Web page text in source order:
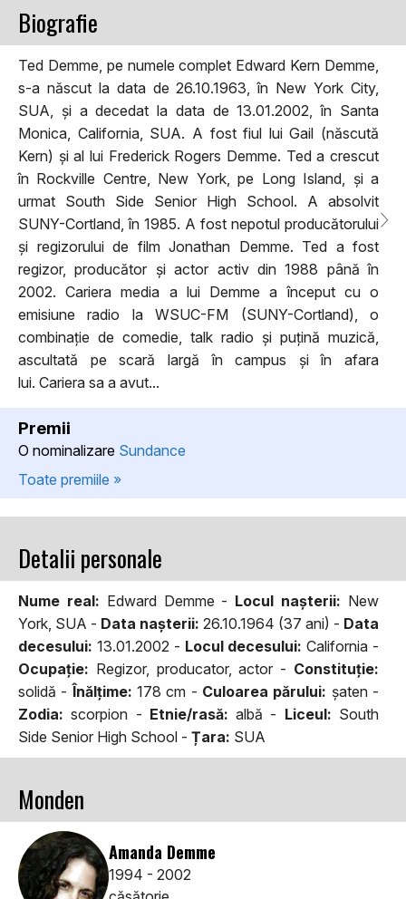
Biografie
Ted Demme, pe numele complet Edward Kern Demme,
s-a născut la data de 26.10.1963, în New York City,
SUA, și a decedat la data de 13.01.2002, în Santa
Monica, California, SUA. A fost fiul lui Gail (născută
Kern) și al lui Frederick Rogers Demme. Ted a crescut
în Rockville Centre, New York, pe Long Island, și a
urmat South Side Senior High School. A absolvit
SUNY-Cortland, în 1985. A fost nepotul producătorului
și regizorului de film Jonathan Demme. Ted a fost
regizor, producător și actor activ din 1988 până în
2002. Cariera media a lui Demme a început cu o
emisiune radio la WSUC-FM (SUNY-Cortland), o
combinație de comedie, talk radio și puțină muzică,
ascultată pe scară largă în campus și în afara
lui. Cariera sa a avut...
Premii
O nominalizare Sundance
Toate premiile »
Detalii personale
Nume real: Edward Demme - Locul naşterii: New
York, SUA - Data naşterii: 26.10.1964 (37 ani) - Data
decesului: 13.01.2002 - Locul decesului: California -
Ocupaţie: Regizor, producator, actor - Constituţie:
solidă -Înălţime: 178 cm - Culoarea părului: şaten -
Zodia: scorpion - Etnie/rasă: albă - Liceul: South
Side Senior High School - Țara: SUA
Monden
Amanda Demme
1994 - 2002